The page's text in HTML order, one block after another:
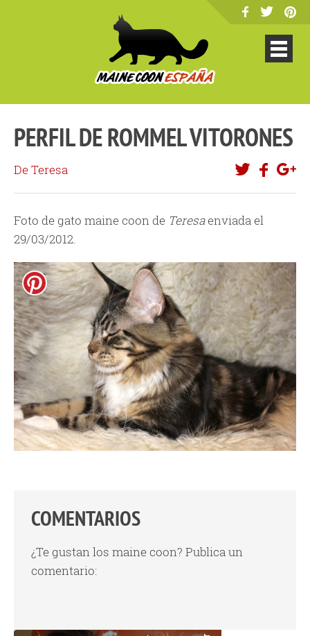
PERFIL DE ROMMEL VITORONES
De Teresa
Foto de gato maine coon de Teresaenviada el
29/03/2012.
COMENTARIOS
¿Te gustan los maine coon? Publica un
comentario: